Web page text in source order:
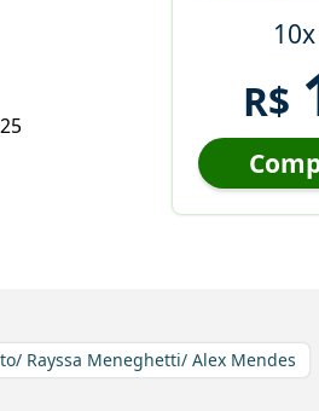
R$
Rayssa Meneghetti/ Alex Mendes